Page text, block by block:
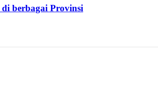
berbagai Provinsi